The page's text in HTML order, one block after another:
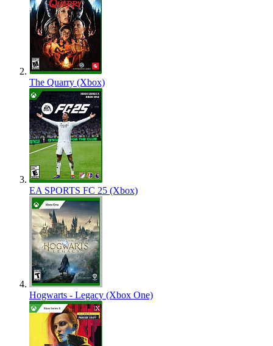
The Quarry (Xbox)
EA SPORTS FC 25 (Xbox)
Hogwarts - Legacy (Xbox One)